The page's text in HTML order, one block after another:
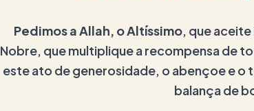
Pedimos a Allah, o Altíssimo, que aceite
Nobre, que multiplique a recompensa de
este ato de generosidade, o abençoe e o
balança de